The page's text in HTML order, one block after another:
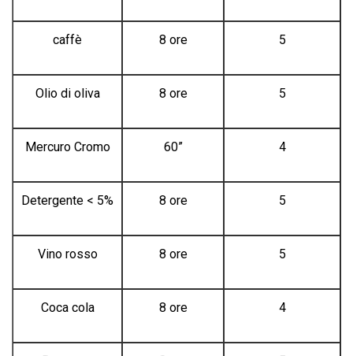
caffè 8 ore 5
Olio di oliva 8 ore 5
Mercuro Cromo 60” 4
Detergente < 5% 8 ore 5
Vino rosso 8 ore 5
Coca cola 8 ore 4